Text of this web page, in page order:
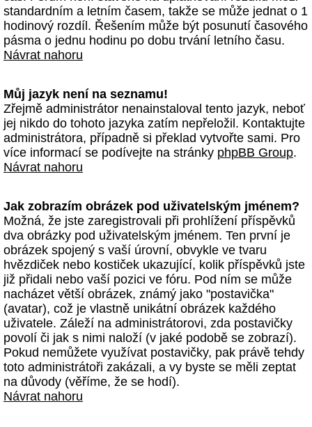
standardním a letním časem, takže se může jednat o 1
hodinový rozdíl. Řešením může být posunutí časového
pásma o jednu hodinu po dobu trvání letního času.
Návrat nahoru
Můj jazyk není na seznamu!
Zřejmě administrátor nenainstaloval tento jazyk, neboť
jej nikdo do tohoto jazyka zatím nepřeložil. Kontaktujte
administrátora, případně si překlad vytvořte sami. Pro
více informací se podívejte na stránky phpBB Group.
Návrat nahoru
Jak zobrazím obrázek pod uživatelským jménem?
Možná, že jste zaregistrovali při prohlížení příspěvků
dva obrázky pod uživatelským jménem. Ten první je
obrázek spojený s vaší úrovní, obvykle ve tvaru
hvězdiček nebo kostiček ukazující, kolik příspěvků jste
již přidali nebo vaší pozici ve fóru. Pod ním se může
nacházet větší obrázek, známý jako "postavička"
(avatar), což je vlastně unikátní obrázek každého
uživatele. Záleží na administrátorovi, zda postavičky
povolí či jak s nimi naloží (v jaké podobě se zobrazí).
Pokud nemůžete využívat postavičky, pak právě tehdy
toto administrátoři zakázali, a vy byste se měli zeptat
na důvody (věříme, že se hodí).
Návrat nahoru